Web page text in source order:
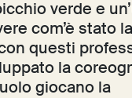
verde e
com’è stato
questi
la
giocano la